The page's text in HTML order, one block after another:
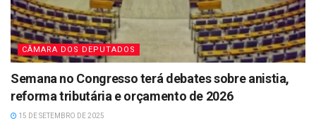
CÂMARA DOS DEPUTADOS
Semana no Congresso terá debates sobre anistia,
reforma tributária e orçamento de 2026
15 DE SETEMBRO DE 2025